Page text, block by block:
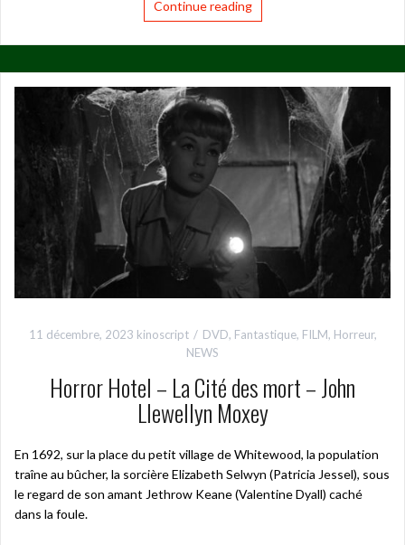
Continue reading
11 décembre, 2023 kinoscript DVD, Fantastique, FILM, Horreur,
NEWS
Horror Hotel – La Cité des mort – John
Llewellyn Moxey
En 1692, sur la place du petit village de Whitewood, la population
traîne au bûcher, la sorcière Elizabeth Selwyn (Patricia Jessel), sous
le regard de son amant Jethrow Keane (Valentine Dyall) caché
dans la foule.